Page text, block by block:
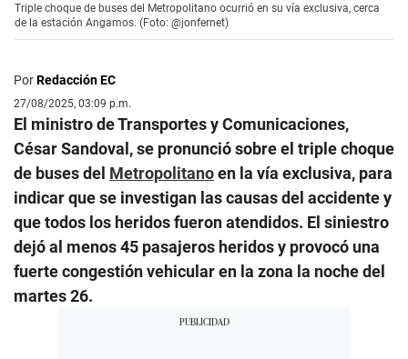
Triple choque de buses del Metropolitano ocurrió en su vía exclusiva, cerca
de la estación Angamos. (Foto: @jonfernet)
PorRedacción EC
27/08/2025, 03:09 p.m.
El ministro de Transportes y Comunicaciones,
César Sandoval, se pronunció sobre el triple choque
de buses del Metropolitanoen la vía exclusiva, para
indicar que se investigan las causas del accidente y
que todos los heridos fueron atendidos. El siniestro
dejó al menos 45 pasajeros heridos y provocó una
fuerte congestión vehicular en la zona la noche del
martes 26.